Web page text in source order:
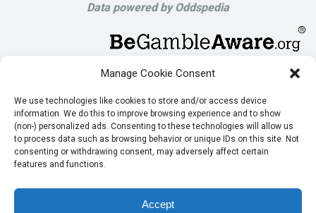
Manage Cookie Consent
We use technologies like cookies to store and/or access device
information. We do this to improve browsing experience and to show
(non-) personalized ads. Consenting to these technologies will allow us
to process data such as browsing behavior or unique IDs on this site. Not
consenting or withdrawing consent, may adversely affect certain
features and functions.
Accept
Data powered by Oddspedia